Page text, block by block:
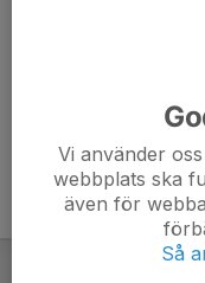
Vi använder
webbplats ska
även för
Så